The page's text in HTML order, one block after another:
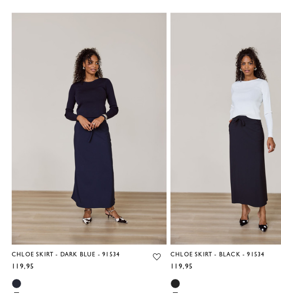
CHLOE SKIRT - DARK BLUE - 91534
119,95
CHLOE SKIRT - BLACK - 91534
119,95